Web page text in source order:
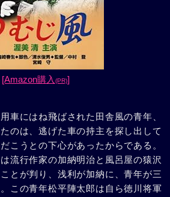
[Amazon購入 (PR)]
車にはね飛ばされた田舎風の青年、
のは、逃げた車の持主を探し出して
こうとの下心があったからである。
流行作家の加納明治と風呂屋の猿沢
とが判り、浅利が加納に、青年が三
この青年松平陣太郎は自ら徳川将軍